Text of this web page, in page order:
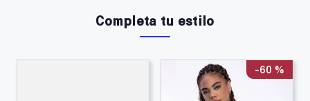
Completa tu estilo
-60 %